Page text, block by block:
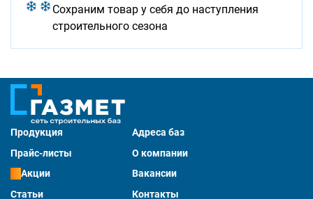
Сохраним товар у себя до наступления
строительного сезона
Продукция
Адреса баз
Прайс-листы
О компании
Акции
Вакансии
Статьи
Контакты